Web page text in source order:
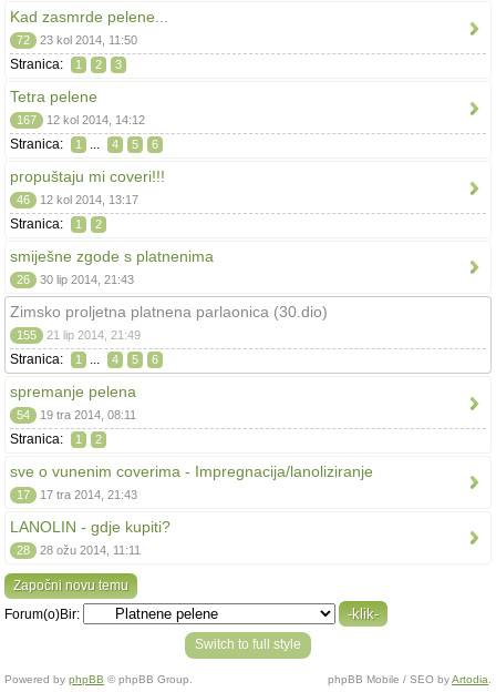
Kad zasmrde pelene...
72 23 kol 2014, 11:50
Stranica: 1 2 3
Tetra pelene
167 12 kol 2014, 14:12
Stranica: 1 ... 4 5 6
propuštaju mi coveri!!!
46 12 kol 2014, 13:17
Stranica: 1 2
smiješne zgode s platnenima
26 30 lip 2014, 21:43
Zimsko proljetna platnena parlaonica (30.dio)
155 21 lip 2014, 21:49
Stranica: 1 ... 4 5 6
spremanje pelena
54 19 tra 2014, 08:11
Stranica: 1 2
sve o vunenim coverima - Impregnacija/lanoliziranje
17 17 tra 2014, 21:43
LANOLIN - gdje kupiti?
28 28 ožu 2014, 11:11
Započni novu temu
Forum(o)Bir:
Switch to full style
Powered by phpBB © phpBB Group. phpBB Mobile / SEO byArtodia